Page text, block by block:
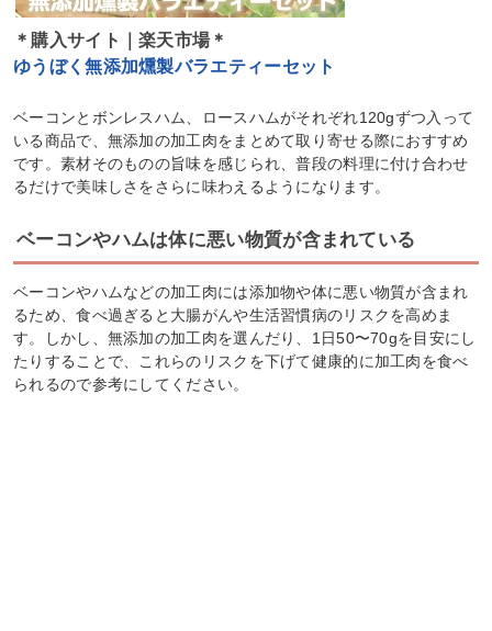
＊購入サイト｜楽天市場＊
ゆうぼく無添加燻製バラエティーセット
ベーコンとボンレスハム、ロースハムがそれぞれ120gずつ入って
いる商品で、無添加の加工肉をまとめて取り寄せる際におすすめ
です。素材そのものの旨味を感じられ、普段の料理に付け合わせ
るだけで美味しさをさらに味わえるようになります。
ベーコンやハムは体に悪い物質が含まれている
ベーコンやハムなどの加工肉には添加物や体に悪い物質が含まれ
るため、食べ過ぎると大腸がんや生活習慣病のリスクを高めま
す。しかし、無添加の加工肉を選んだり、1日50〜70gを目安にし
たりすることで、これらのリスクを下げて健康的に加工肉を食べ
られるので参考にしてください。